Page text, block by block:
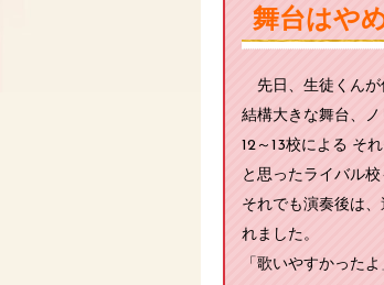
舞台はや
先日、生徒くんが
結構大きな舞台、
12～13校による そ
と思ったライバル校
それでも演奏後は
れました。
「歌いやすかった